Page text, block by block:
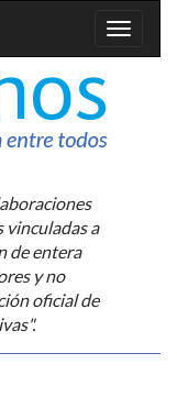
vinculadas a
de entera
y no
oficial de